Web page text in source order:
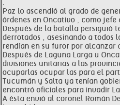
.
Paz lo ascendió al grado de
órdenes en Oncativo , como
Después de la batalla persiguió
derrotados , asesinando a todos
rendían en su furor por alcanzar
Después de Laguna Larga u
divisiones unitarias a las
ocuparlas ocupar las para el
Tucumán y Salta ya tenían
encontró oficiales para invadir
A ésta envió al coronel Román